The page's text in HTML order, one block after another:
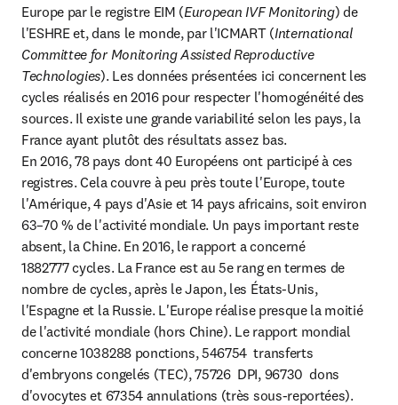
Europe par le registre EIM (European IVF Monitoring) de
l'ESHRE et, dans le monde, par l'ICMART (International
Committee for Monitoring Assisted Reproductive
Technologies). Les données présentées ici concernent les
cycles réalisés en 2016 pour respecter l'homogénéité des
sources. Il existe une grande variabilité selon les pays, la
France ayant plutôt des résultats assez bas.
En 2016, 78 pays dont 40 Européens ont participé à ces
registres. Cela couvre à peu près toute l'Europe, toute
l'Amérique, 4 pays d'Asie et 14 pays africains, soit environ
63–70 % de l'activité mondiale. Un pays important reste
absent, la Chine. En 2016, le rapport a concerné
1882777 cycles. La France est au 5e rang en termes de
nombre de cycles, après le Japon, les États-Unis,
l'Espagne et la Russie. L'Europe réalise presque la moitié
de l'activité mondiale (hors Chine). Le rapport mondial
concerne 1038288 ponctions, 546754  transferts
d'embryons congelés (TEC), 75726  DPI, 96730  dons
d'ovocytes et 67354 annulations (très sous-reportées).